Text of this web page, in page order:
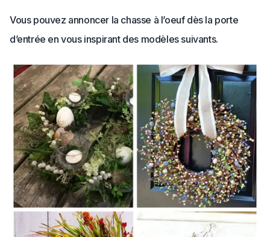
Vous pouvez annoncer la chasse à l’oeuf dès la porte
d’entrée en vous inspirant des modèles suivants.